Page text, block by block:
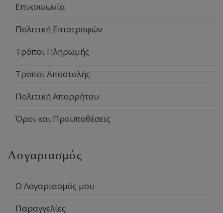
Επικοινωνία
Πολιτική Επιστροφών
Τρόποι Πληρωμής
Τρόποι Αποστολής
Πολιτική Απορρήτου
Όροι και Προϋποθέσεις
Λογαριασμός
Ο Λογαριασμός μου
Παραγγελίες